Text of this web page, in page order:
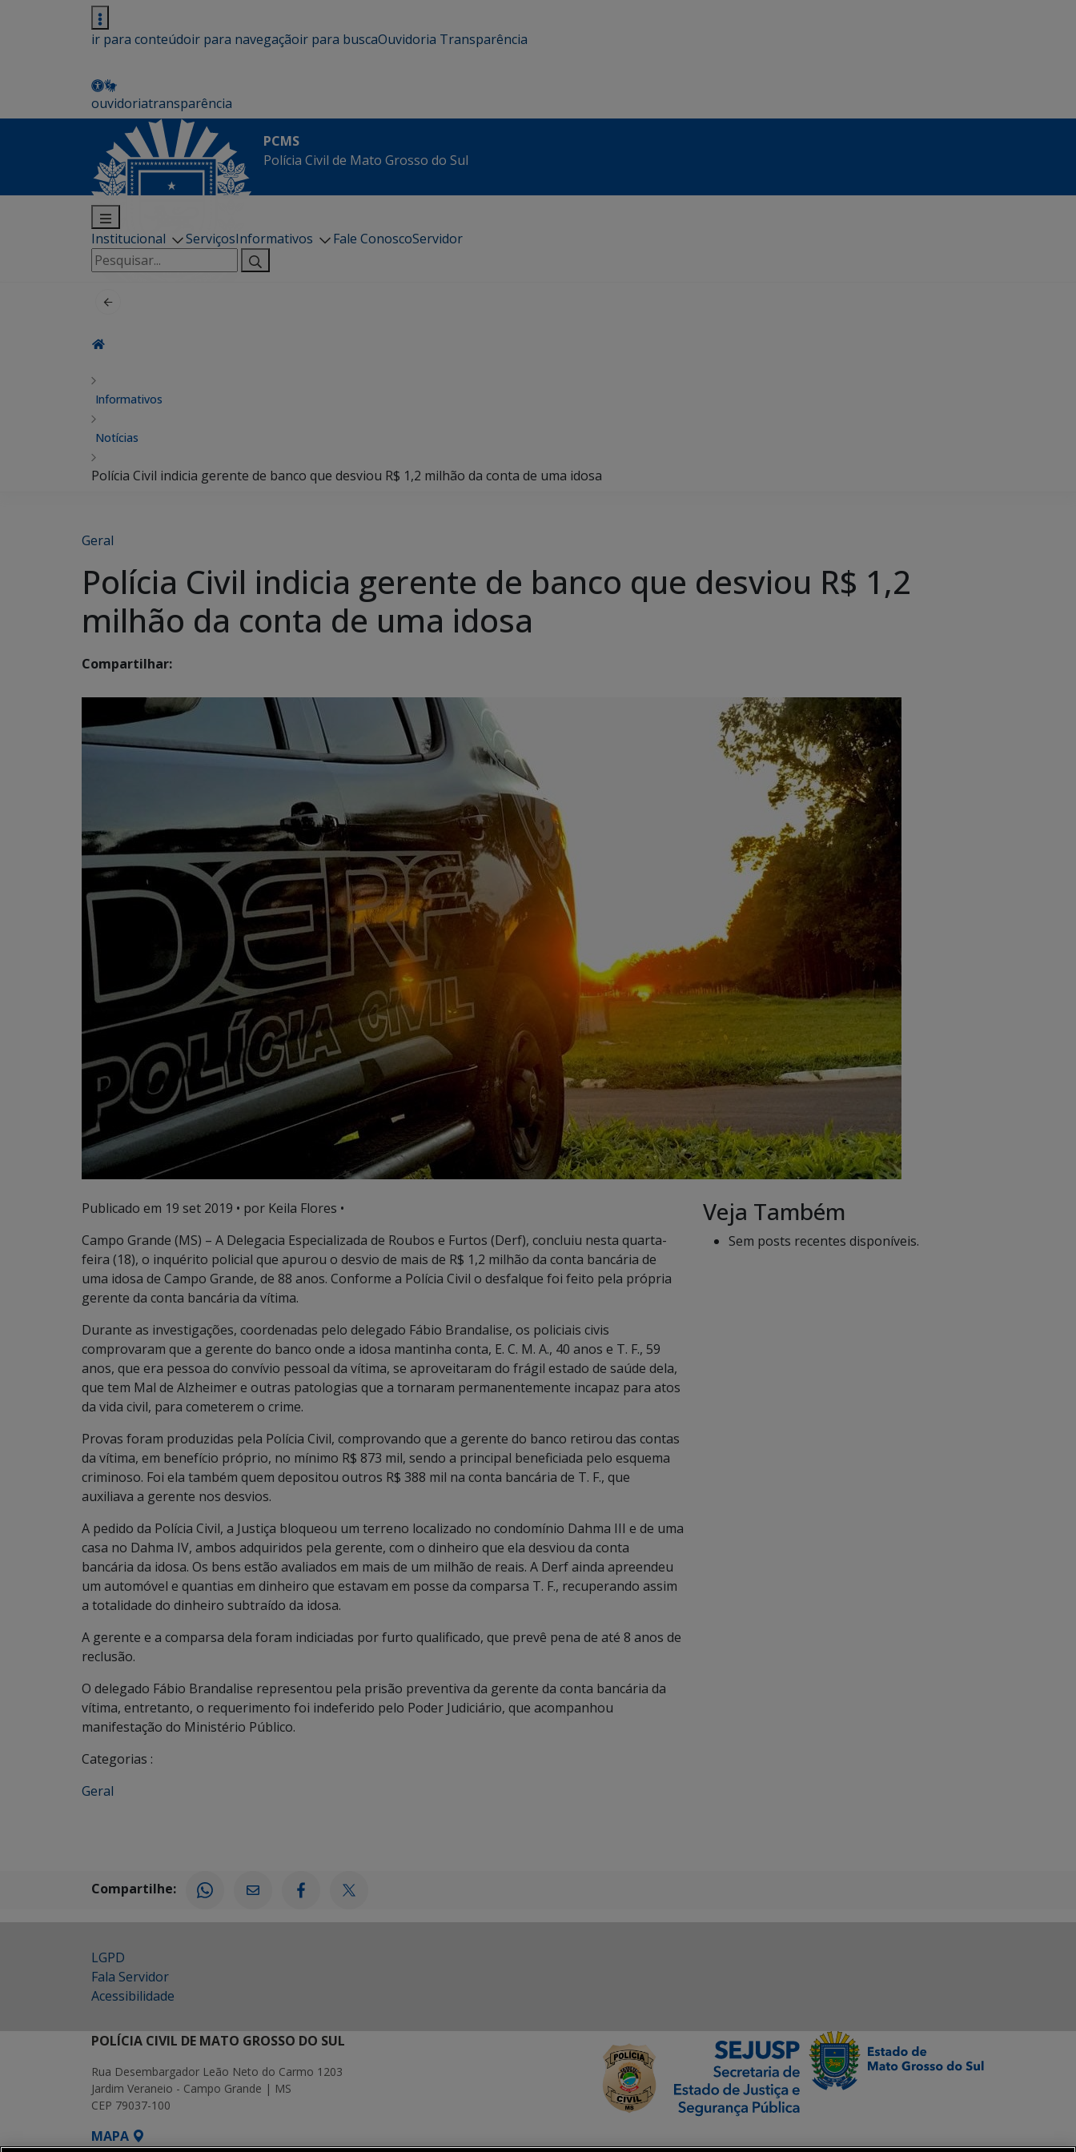
ir para conteúdoir para navegaçãoir para buscaOuvidoria Transparência
ouvidoriatransparência
PCMS
Polícia Civil de Mato Grosso do Sul
Institucional ServiçosInformativos Fale ConoscoServidor
Pesquisar
por:
Informativos
Notícias
Polícia Civil indicia gerente de banco que desviou R$ 1,2 milhão da conta de uma idosa
Geral
Polícia Civil indicia gerente de banco que desviou R$ 1,2
milhão da conta de uma idosa
Compartilhar:
Publicado em 19 set 2019 • por Keila Flores •
Campo Grande (MS) – A Delegacia Especializada de Roubos e Furtos (Derf), concluiu nesta quarta-
feira (18), o inquérito policial que apurou o desvio de mais de R$ 1,2 milhão da conta bancária de
uma idosa de Campo Grande, de 88 anos. Conforme a Polícia Civil o desfalque foi feito pela própria
gerente da conta bancária da vítima.
Durante as investigações, coordenadas pelo delegado Fábio Brandalise, os policiais civis
comprovaram que a gerente do banco onde a idosa mantinha conta, E. C. M. A., 40 anos e T. F., 59
anos, que era pessoa do convívio pessoal da vítima, se aproveitaram do frágil estado de saúde dela,
que tem Mal de Alzheimer e outras patologias que a tornaram permanentemente incapaz para atos
da vida civil, para cometerem o crime.
Provas foram produzidas pela Polícia Civil, comprovando que a gerente do banco retirou das contas
da vítima, em benefício próprio, no mínimo R$ 873 mil, sendo a principal beneficiada pelo esquema
criminoso. Foi ela também quem depositou outros R$ 388 mil na conta bancária de T. F., que
auxiliava a gerente nos desvios.
A pedido da Polícia Civil, a Justiça bloqueou um terreno localizado no condomínio Dahma III e de uma
casa no Dahma IV, ambos adquiridos pela gerente, com o dinheiro que ela desviou da conta
bancária da idosa. Os bens estão avaliados em mais de um milhão de reais. A Derf ainda apreendeu
um automóvel e quantias em dinheiro que estavam em posse da comparsa T. F., recuperando assim
a totalidade do dinheiro subtraído da idosa.
A gerente e a comparsa dela foram indiciadas por furto qualificado, que prevê pena de até 8 anos de
reclusão.
O delegado Fábio Brandalise representou pela prisão preventiva da gerente da conta bancária da
vítima, entretanto, o requerimento foi indeferido pelo Poder Judiciário, que acompanhou
manifestação do Ministério Público.
Categorias :
Geral
Veja Também
Sem posts recentes disponíveis.
Compartilhe:
LGPD
Fala Servidor
Acessibilidade
POLÍCIA CIVIL DE MATO GROSSO DO SUL
Rua Desembargador Leão Neto do Carmo 1203
Jardim Veraneio - Campo Grande | MS
CEP 79037-100
MAPA